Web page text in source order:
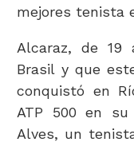
mejores tenista
Alcaraz, de 19
Brasil y que
conquistó en
ATP 500 en su
Alves, un